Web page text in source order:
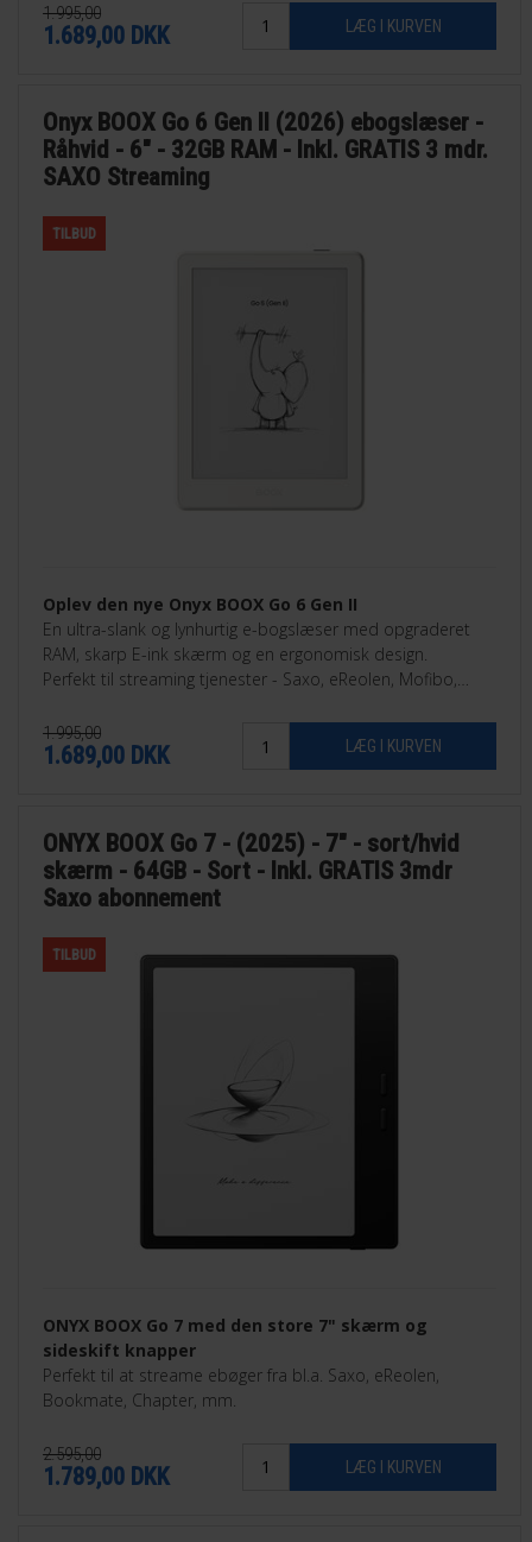
1.995,00
1.689,00 DKK
Onyx BOOX Go 6 Gen II (2026) ebogslæser -
Råhvid - 6" - 32GB RAM - Inkl. GRATIS 3 mdr.
SAXO Streaming
TILBUD
Oplev den nye Onyx BOOX Go 6 Gen II
En ultra-slank og lynhurtig e-bogslæser med opgraderet
RAM, skarp E-ink skærm og en ergonomisk design.
Perfekt til streaming tjenester - Saxo, eReolen, Mofibo,
1.995,00
1.689,00 DKK
ONYX BOOX Go 7 - (2025) - 7" - sort/hvid
skærm - 64GB - Sort - Inkl. GRATIS 3mdr
Saxo abonnement
TILBUD
ONYX BOOX Go 7 med den store 7" skærm og
sideskift knapper
Perfekt til at streame ebøger fra bl.a. Saxo, eReolen,
Bookmate, Chapter, mm.
2.595,00
1.789,00 DKK